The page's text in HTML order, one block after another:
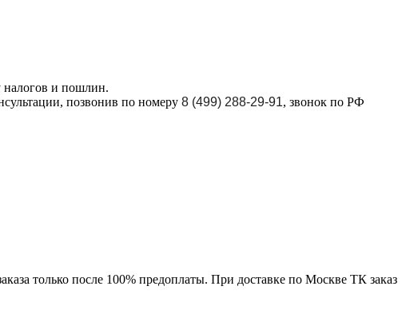
налогов и пошлин.
позвонив по номеру 8 (499) 288-29-91, звонок по РФ
только после 100% предоплаты. При доставке по Москве ТК заказ